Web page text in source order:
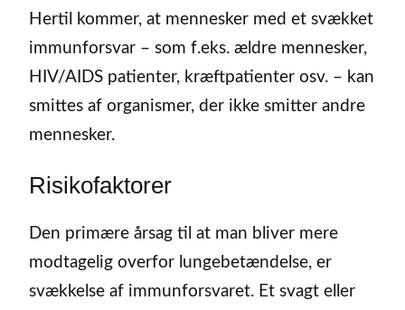
Hertil kommer, at mennesker med et svækket
immunforsvar – som f.eks. ældre mennesker,
HIV/AIDS patienter, kræftpatienter osv. – kan
smittes af organismer, der ikke smitter andre
mennesker.
Risikofaktorer
Den primære årsag til at man bliver mere
modtagelig overfor lungebetændelse, er
svækkelse af immunforsvaret. Et svagt eller